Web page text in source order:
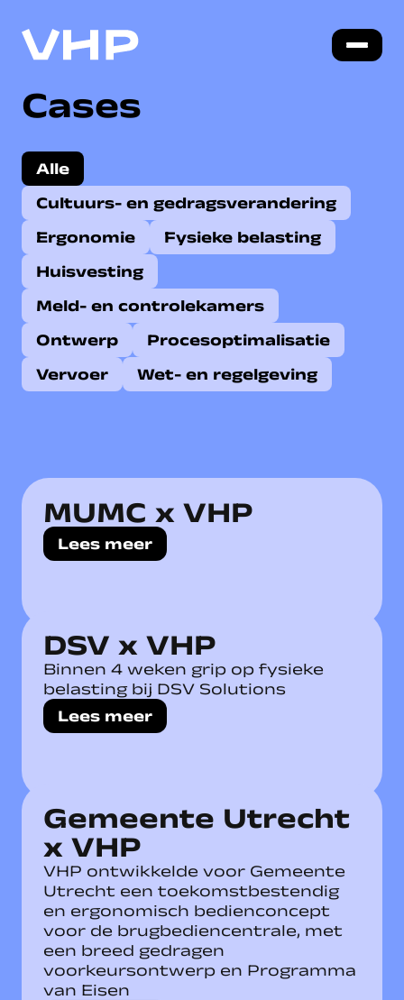
Cases
Alle
Cultuurs- en gedragsverandering
Ergonomie
Fysieke belasting
Huisvesting
Meld- en controlekamers
Ontwerp
Procesoptimalisatie
Vervoer
Wet- en regelgeving
MUMC x VHP
Lees meer
DSV x VHP
Binnen 4 weken grip op fysieke
belasting bij DSV Solutions
Lees meer
Gemeente Utrecht
x VHP
VHP ontwikkelde voor Gemeente
Utrecht een toekomstbestendig
en ergonomisch bedienconcept
voor de brugbediencentrale, met
een breed gedragen
voorkeursontwerp en Programma
van Eisen